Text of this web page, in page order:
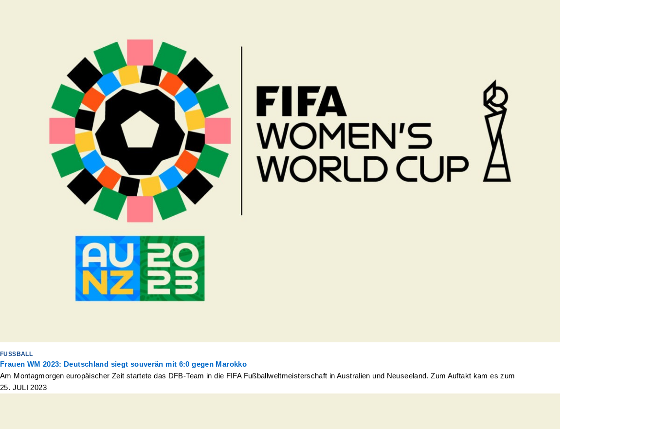
FUSSBALL
Frauen WM 2023: Deutschland siegt souverän mit 6:0 gegen Marokko
Am Montagmorgen europäischer Zeit startete das DFB-Team in die FIFA Fußballweltmeisterschaft in Australien und Neuseeland. Zum Auftakt kam es zum
25. JULI 2023